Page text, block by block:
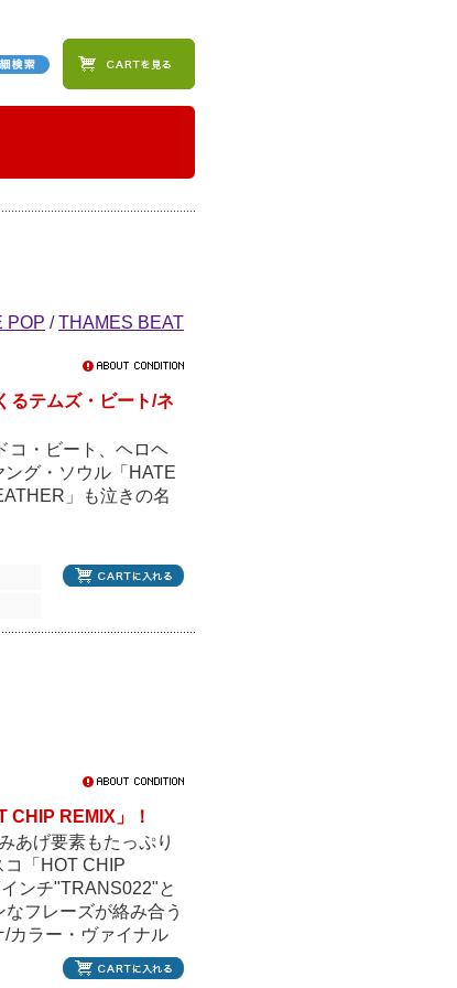
POP / THAMES BEAT
るテムズ・ビート/ネ
コ・ビート、ヘロヘ
グ・ソウル「HATE
」も泣きの名
CHIP REMIX」！
あげ要素もたっぷり
「HOT CHIP
ンチ"TRANS022"と
フレーズが絡み合う
カラー・ヴァイナル